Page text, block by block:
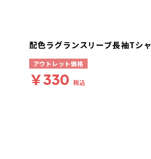
配色ラグランスリーブ長袖Tシ
アウトレット価格
￥330 税込